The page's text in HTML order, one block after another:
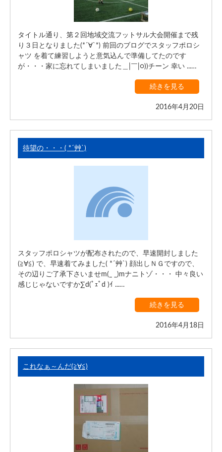
タイトル通り、第２回地域交流フットサル大会開催まで残
り３日となりました(*´∀`*) 前回のブログでスタッフポロシ
ャツ を着て練習しようと意気込んで準備してたのです
が・・・家に忘れてしまいました＿|￣|○))チーン 幸い ...…
続きを見る
2016年4月20日
待望の・・・( *´艸`)
スタッフポロシャツが配布されたので、早速開封しました
(≧∀≦) で、早速着てみました( *´艸`) 顔出しＮＧですので、
その辺りご了承下さいませm(_ _)mナニトゾ・・・ 中々良い
感じじゃないですか∑d(ﾟｪﾟd )ｲ ...…
続きを見る
2016年4月18日
これなぁ～んだ(≧∀≦)